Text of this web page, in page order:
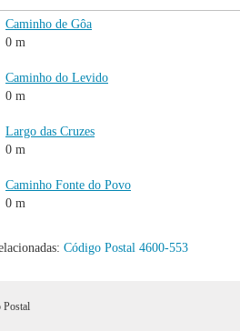
Caminho de Gôa
0 m
Caminho do Levido
0 m
Largo das Cruzes
0 m
Caminho Fonte do Povo
0 m
Código Postal 4600-553